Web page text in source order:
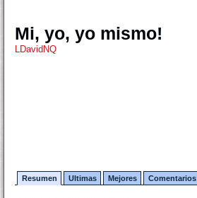
Mi, yo, yo mismo!
LDavidNQ
Resumen Ultimas Mejores Comentarios